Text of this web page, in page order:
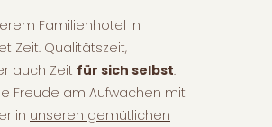
Familienhotel in
Zeit. Qualitätszeit,
auch Zeit für sich selbst.
Freude am Aufwachen mit
in unseren gemütlichen